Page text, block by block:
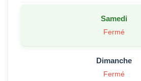
Samedi
Fermé
Dimanche
Fermé